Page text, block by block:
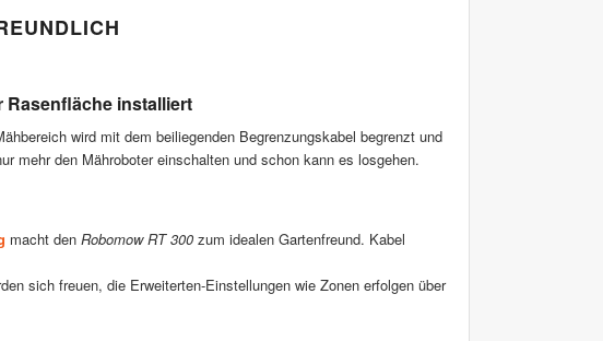
Rasenfläche installiert
wird mit dem beiliegenden Begrenzungskabel begrenzt und
mehr den Mähroboter einschalten und schon kann es losgehen.
macht den Robomow RT 300 zum idealen Gartenfreund. Kabel
sich freuen, die Erweiterten-Einstellungen wie Zonen erfolgen über